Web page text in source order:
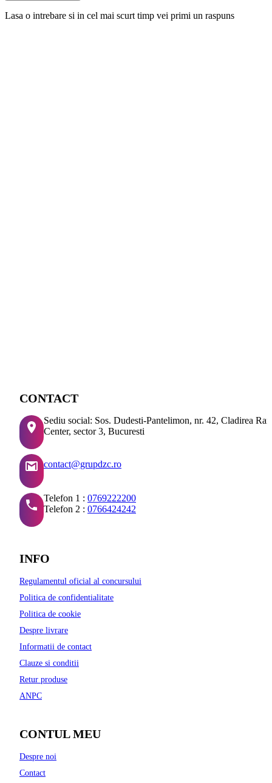
Lasa o intrebare si in cel mai scurt timp vei primi un raspuns
CONTACT
Sediu social: Sos. Dudesti-Pantelimon, nr. 42, Cladirea
Center, sector 3, Bucuresti
contact@grupdzc.ro
Telefon 1 : 0769222200
Telefon 2 : 0766424242
INFO
Regulamentul oficial al concursului
Politica de confidentialitate
Politica de cookie
Despre livrare
Informatii de contact
Clauze si conditii
Retur produse
ANPC
CONTUL MEU
Despre noi
Contact